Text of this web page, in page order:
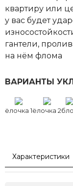
квартиру или
у вас будет
гантели,
на нём флома
ВАРИАНТЫ
ёлочка 1ёлочка 2
Характеристики